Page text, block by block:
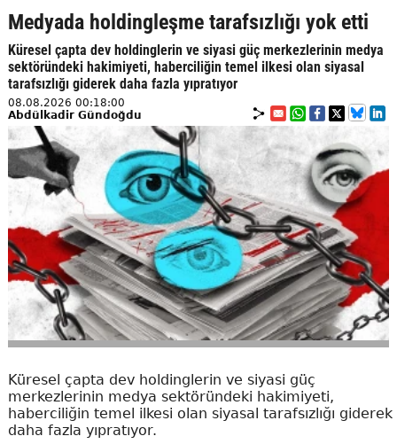
Medyada holdingleşme tarafsızlığı yok etti
Küresel çapta dev holdinglerin ve siyasi güç merkezlerinin medya
sektöründeki hakimiyeti, haberciliğin temel ilkesi olan siyasal
tarafsızlığı giderek daha fazla yıpratıyor
08.08.2026 00:18:00
Abdülkadir Gündoğdu
Küresel çapta dev holdinglerin ve siyasi güç
merkezlerinin medya sektöründeki hakimiyeti,
haberciliğin temel ilkesi olan siyasal tarafsızlığı giderek
daha fazla yıpratıyor.